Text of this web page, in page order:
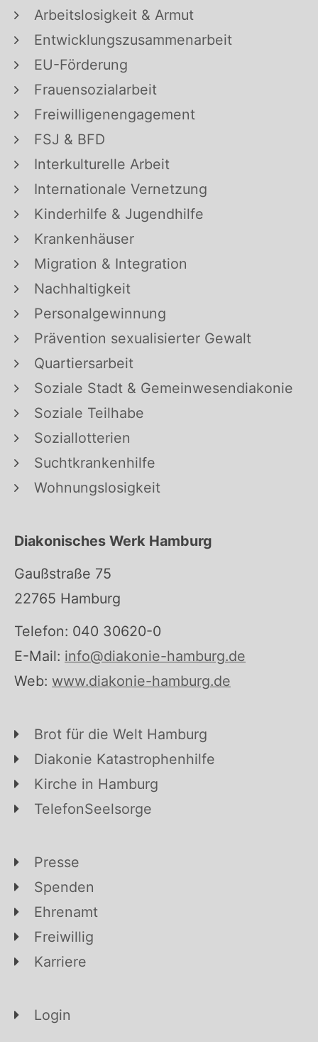
Arbeitslosigkeit & Armut
Entwicklungszusammenarbeit
EU-Förderung
Frauensozialarbeit
Freiwilligenengagement
FSJ & BFD
Interkulturelle Arbeit
Internationale Vernetzung
Kinderhilfe & Jugendhilfe
Krankenhäuser
Migration & Integration
Nachhaltigkeit
Personalgewinnung
Prävention sexualisierter Gewalt
Quartiersarbeit
Soziale Stadt & Gemeinwesendiakonie
Soziale Teilhabe
Soziallotterien
Suchtkrankenhilfe
Wohnungslosigkeit
Diakonisches Werk Hamburg
Gaußstraße 75
22765 Hamburg
Telefon: 040 30620-0
E-Mail: info@diakonie-hamburg.de
Web: www.diakonie-hamburg.de
Brot für die Welt Hamburg
Diakonie Katastrophenhilfe
Kirche in Hamburg
TelefonSeelsorge
Presse
Spenden
Ehrenamt
Freiwillig
Karriere
Login